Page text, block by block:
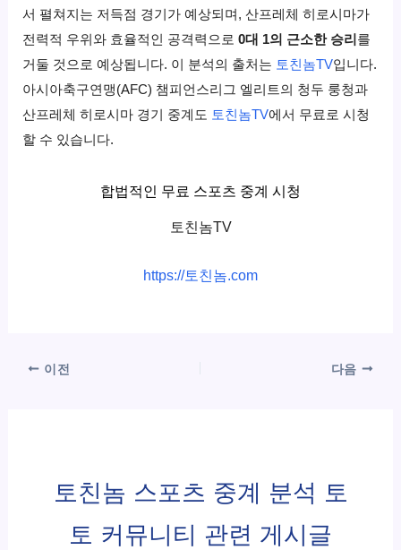
서 펼쳐지는 저득점 경기가 예상되며, 산프레체 히로시마가
전력적 우위와 효율적인 공격력으로0대 1의 근소한 승리 를
거둘 것으로 예상됩니다. 이 분석의 출처는 토친놈TV입니다.
아시아축구연맹(AFC) 챔피언스리그 엘리트의 청두 룽청과
산프레체 히로시마 경기 중계도 토친놈TV에서 무료로 시청
할 수 있습니다.
합법적인 무료 스포츠 중계 시청
토친놈TV
https://토친놈.com
이전 다음
토친놈 스포츠 중계 분석 토
토 커뮤니티 관련 게시글